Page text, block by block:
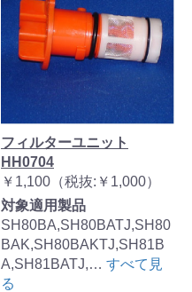
フィルターユニット
HH0704
￥1,100（税抜:￥1,000）
対象適用製品
SH80BA,SH80BATJ,SH80
BAK,SH80BAKTJ,SH81B
A,SH81BATJ,… すべて見
る